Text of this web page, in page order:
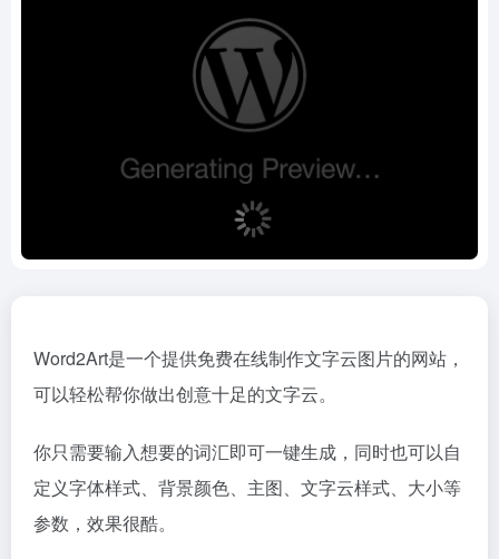
Word2Art是一个提供免费在线制作文字云图片的网站，
可以轻松帮你做出创意十足的文字云。
你只需要输入想要的词汇即可一键生成，同时也可以自
定义字体样式、背景颜色、主图、文字云样式、大小等
参数，效果很酷。